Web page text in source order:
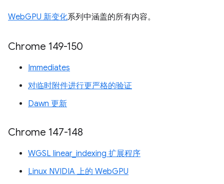
WebGPU 新变化系列中涵盖的所有内容。
Chrome 149-150
Immediates
对临时附件进行更严格的验证
Dawn 更新
Chrome 147-148
WGSL linear_indexing 扩展程序
Linux NVIDIA 上的 WebGPU